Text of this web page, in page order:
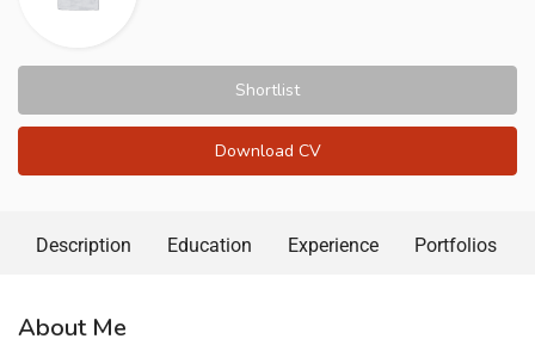
Shortlist
Download CV
Description Education Experience Portfolios
About Me